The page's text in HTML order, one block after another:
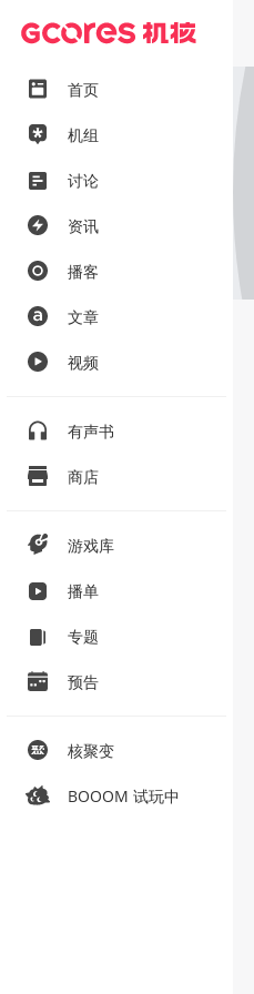
首页
机组
讨论
资讯
播客
文章
视频
有声书
商店
游戏库
播单
专题
预告
核聚变
BOOOM 试玩中